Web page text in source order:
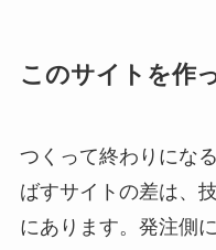
このサイトを作
つくって終わりにな
ばすサイトの差は、
にあります。発注側